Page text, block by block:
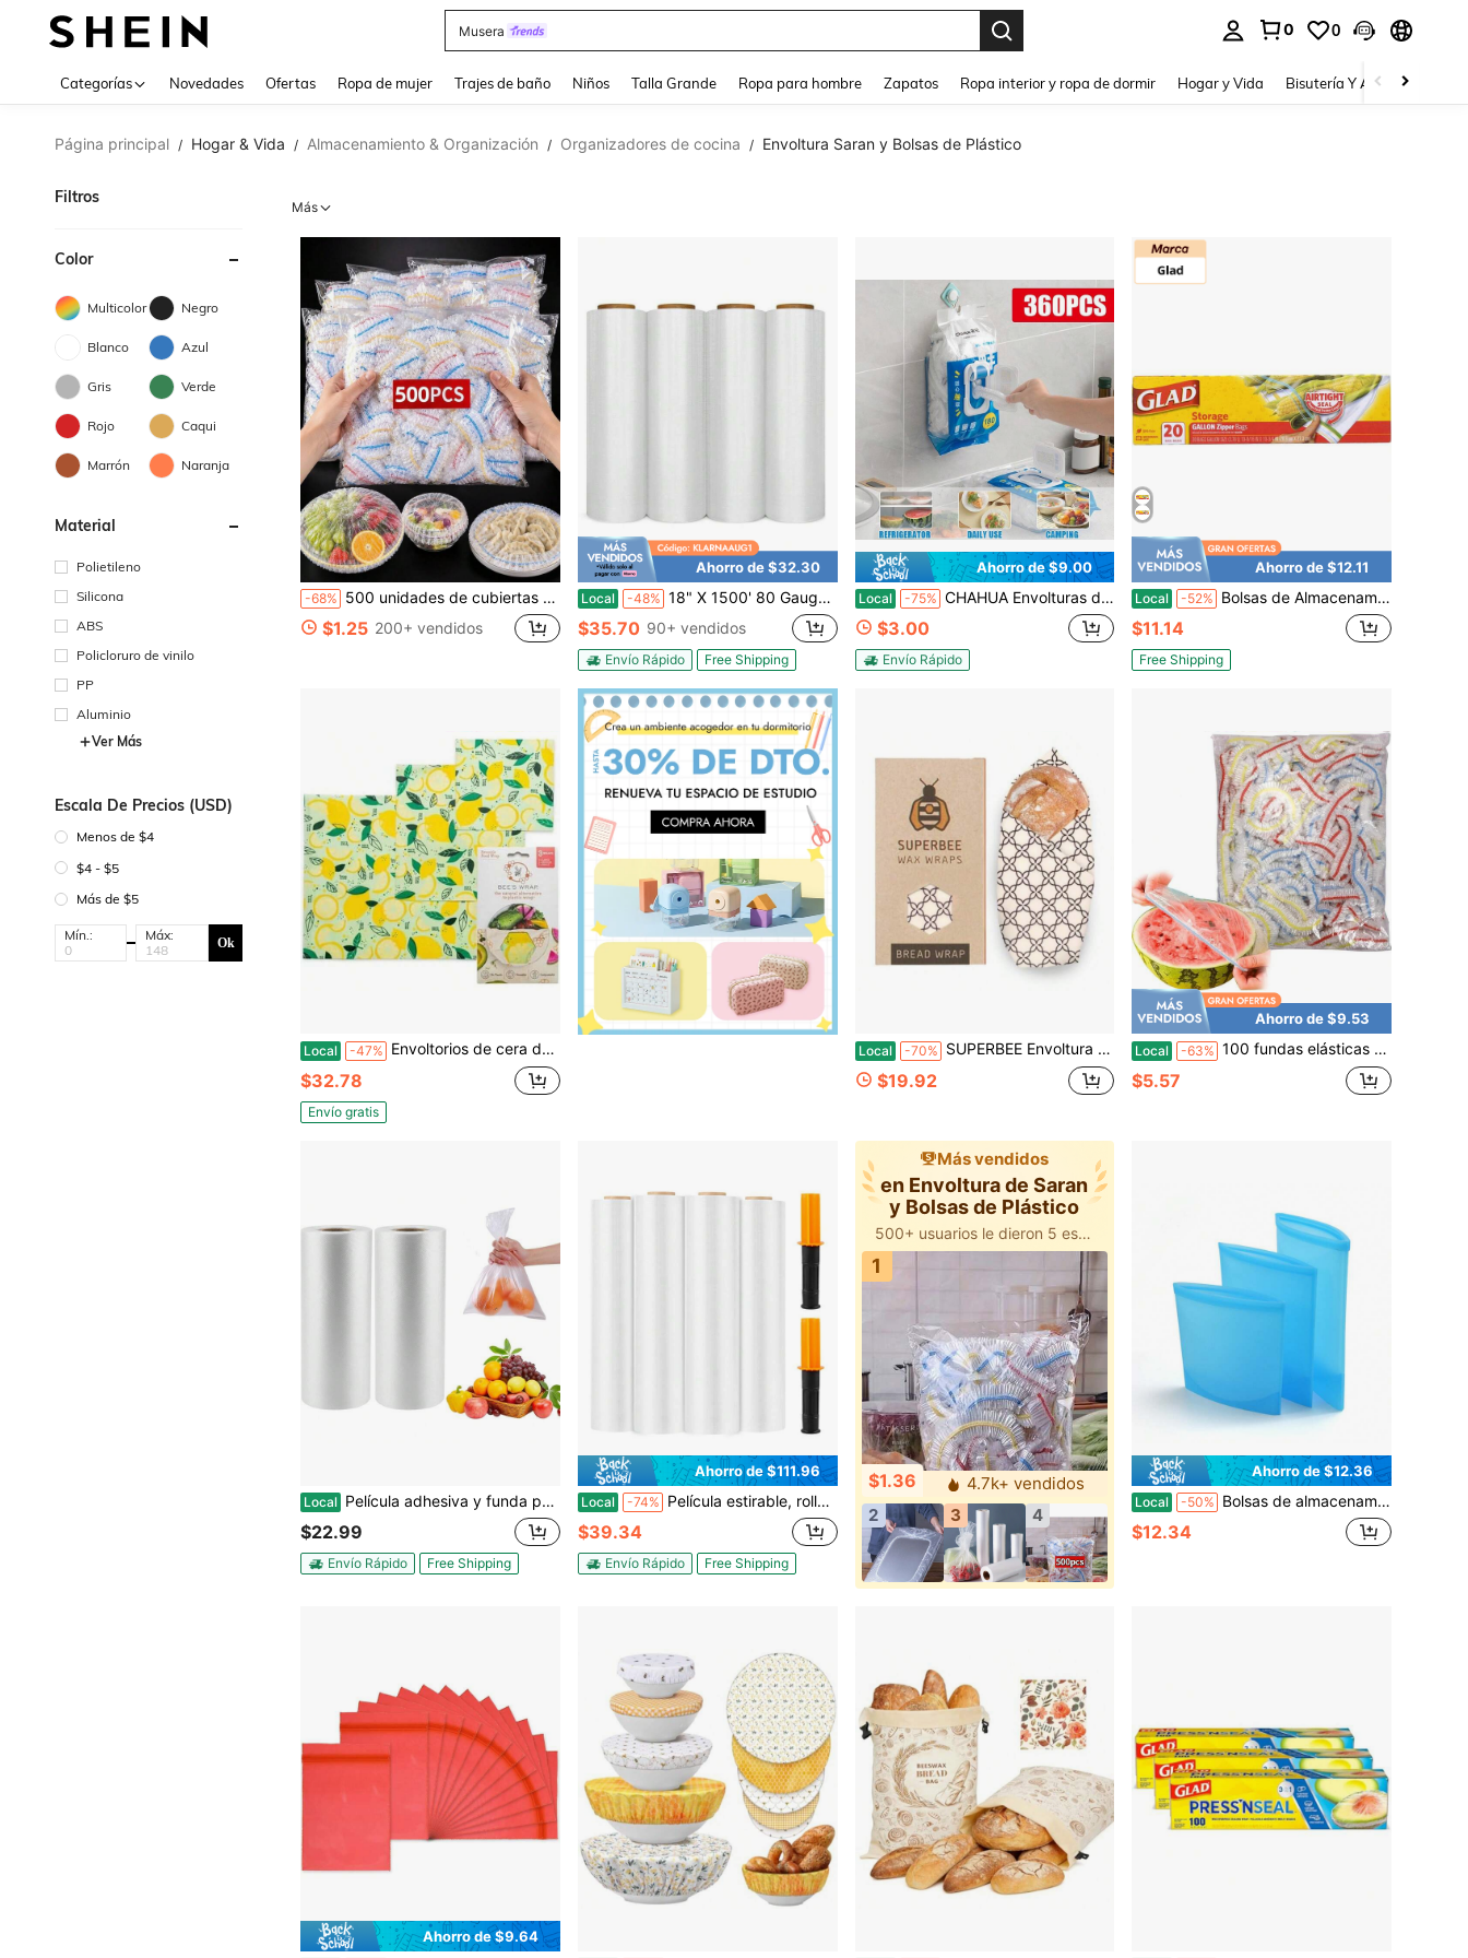
Musera 0 0
Categorías Novedades Ofertas Ropa de mujer Trajes de baño Niños Talla Grande Ropa para hombre Zapatos Ropa interior y ropa de dormir Hogar y Vida Bisutería Y Accesorios
Página principal / Hogar & Vida / Almacenamiento & Organización / Organizadores de cocina / Envoltura Saran y Bolsas de Plástico
Filtros
Color
Multicolor Negro
Blanco Azul
Gris Verde
Rojo Caqui
Marrón Naranja
Material
Polietileno
Silicona
ABS
Policloruro de vinilo
PP
Aluminio
Ver Más
Escala De Precios (USD)
Menos de $4
$4 - $5
Más de $5
Mín.: Máx: Ok
Más
-68% 500 unidades de cubiertas desechables coloridas para alimentos, envoltura de plástico elástica para tazones, películas para envasar alimentos, frutas, colores surtidos, película fresca con borde elástico, cubiertas para cabezales de ducha, bolsas de embalaje retráctiles multifuncionales, cubiertas para zapatos.
$1.25 200+ vendidos
Ahorro de $32.30
Local -48% 18" X 1500' 80 Gauge 4 Rollos película estiradora de embalaje de palets envoltura retráctil a mano 1500FT
$35.70 90+ vendidos
Envío Rápido Free Shipping
Ahorro de $9.00
Local -75% CHAHUA Envolturas de plástico – 180/360 unidades, 38 cm, elásticas, para fermentar pan, almacenar alimentos y para picnics – Fáciles de usar en la cocina y para viajar.
$3.00
Envío Rápido
Ahorro de $12.11
Local -52% Bolsas de Almacenamiento de Alimentos con Cierre de Cremallera Glad - Galón - 20 Unidades Variante 1
$11.14
Free Shipping
Local -47% Envoltorios de cera de abeja Bee's Wrap - Paquete de 3 envoltorios de cera de abeja surtidos - Envoltorios pequeños, medianos y grandes - Sin plástico, fabricados en EE. UU., reutilizables, envoltura natural de alimentos con estampado botánico
$32.78
Envío gratis
Local -70% SUPERBEE Envoltura de pan de cera de abeja reutilizable, envoltura de cera de abeja para envolver alimentos, papel de envoltura de abejas reutilizable para envolver verduras, queso, cubrir tazones y envolver sándwiches XXL
$19.92
Ahorro de $9.53
Local -63% 100 fundas elásticas reutilizables para tazones, protegen los alimentos del polvo, ideales para tazones, platos, frutas, cocina, como gorros de ducha o zapatos. También disponibles: fundas elásticas para fermentar pan, gorros de ducha de plástico reutilizables, envolturas de plástico (multicolor).
$5.57
Local Película adhesiva y funda para conservación, bolsa adhesiva
$22.99
Envío Rápido Free Shipping
Ahorro de $111.96
Local -74% Película estirable, rollo de 18 pulgadas x 1000 pies de plástico retráctil para envolver palés, de 80 galgas y 500% de capacidad de estiramiento, resistencia industrial, con asas, plástico de embalaje para mudanza, paquete de 4, transparente
$39.34
Envío Rápido Free Shipping
Más vendidos
en Envoltura de Saran
y Bolsas de Plástico500+ usuarios le dieron 5 estrellas
6k+ usuarios lo agregaron al carrito
500+ usuarios le dieron 5 estrellas
6k+ usuarios lo agregaron al carrito
1
$1.36
4.7k+ vendidos
2
3 4
Ahorro de $12.36
Local -50% Bolsas de almacenamiento de alimentos resellables de varios tamaños con acabado esmerilado, bolsas organizadoras de cocina con borde azul para productos y aperitivos
$12.34
Ahorro de $9.64